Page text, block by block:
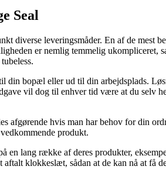
Seal
diverse leveringsmåder. En af de mest
er nemlig temmelig ukompliceret,
din bopæl eller ud til din arbejdsplads.
vil dog til enhver tid være at du selv
afgørende hvis man har behov for din
produkt.
en lang række af deres produkter,
klokkeslæt, sådan at de kan nå at få